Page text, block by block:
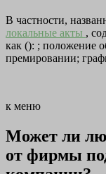
В частности,
локальные акты ,
как (): ; положение
премировании;
к меню
Может ли
от фирмы